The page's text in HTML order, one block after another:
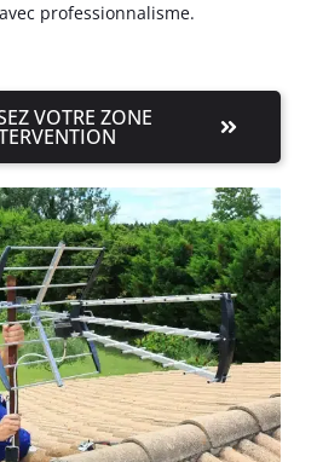
professionnalisme.
VOTRE ZONE